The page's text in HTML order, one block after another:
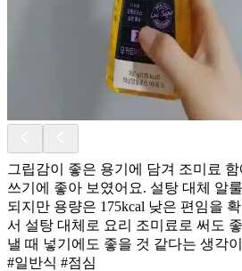
그립감이 좋은 용기에 담겨 조미료
쓰기에 좋아 보였어요. 설탕 대체 알
되지만 용량은 175kcal 낮은 편임을
서 설탕 대체로 요리 조미료로 써도
낼 때 넣기에도 좋을 것 같다는 생각
#일반식 #점심